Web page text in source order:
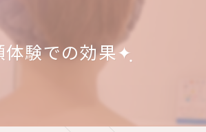
体験での効果✦ฺ